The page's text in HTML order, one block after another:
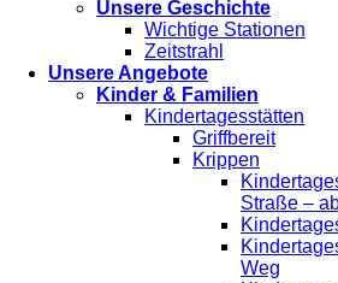
Unsere Geschichte
Wichtige Stationen
Zeitstrahl
Unsere Angebote
Kinder & Familien
Kindertagesstätten
Griffbereit
Krippen
Straße –
Weg